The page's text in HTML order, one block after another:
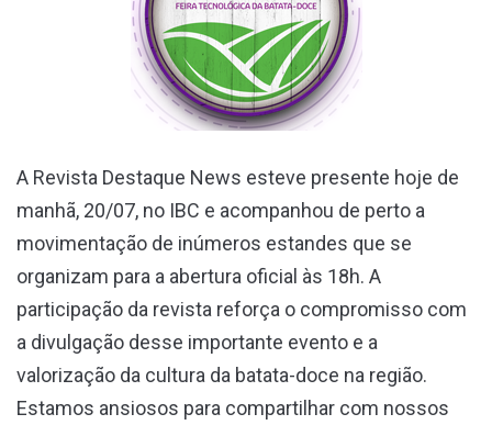
A Revista Destaque News esteve presente hoje de
manhã, 20/07, no IBC e acompanhou de perto a
movimentação de inúmeros estandes que se
organizam para a abertura oficial às 18h. A
participação da revista reforça o compromisso com
a divulgação desse importante evento e a
valorização da cultura da batata-doce na região.
Estamos ansiosos para compartilhar com nossos